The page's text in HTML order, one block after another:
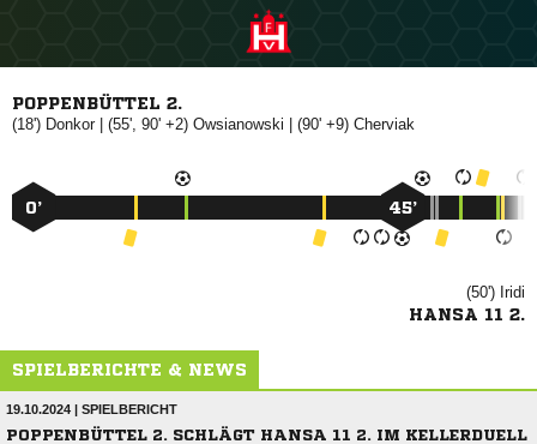
POPPENBÜTTEL 2.
(18') | (55', 90' +2)  | (90' +9) 
0’ 45’
(50') 
HANSA 11 2.
SPIELBERICHTE & NEWS
19.10.2024 | SPIELBERICHT
POPPENBÜTTEL 2. SCHLÄGT HANSA 11 2. IM KELLERDUELL